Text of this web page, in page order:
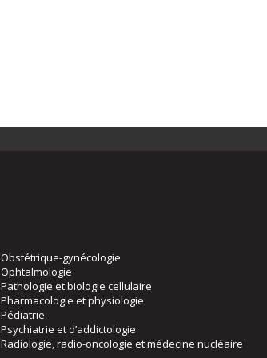
Obstétrique-gynécologie
Ophtalmologie
Pathologie et biologie cellulaire
Pharmacologie et physiologie
Pédiatrie
Psychiatrie et d’addictologie
Radiologie, radio-oncologie et médecine nucléaire